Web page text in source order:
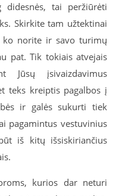
tai peržiūrėti
Skirkite tam užtektinai
ko norite ir savo turimų
pat. Tik tokiais atvejais
Jūsų įsivaizdavimus
teks kreiptis pagalbos į
ir galės sukurti tiek
pagamintus vestuvinius
iš kitų išsiskiriančius
kurios dar neturi